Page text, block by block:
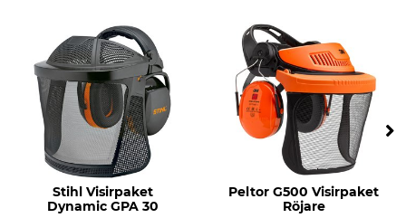
Stihl Visirpaket
Dynamic GPA 30
Peltor G500 Visirpaket
Röjare